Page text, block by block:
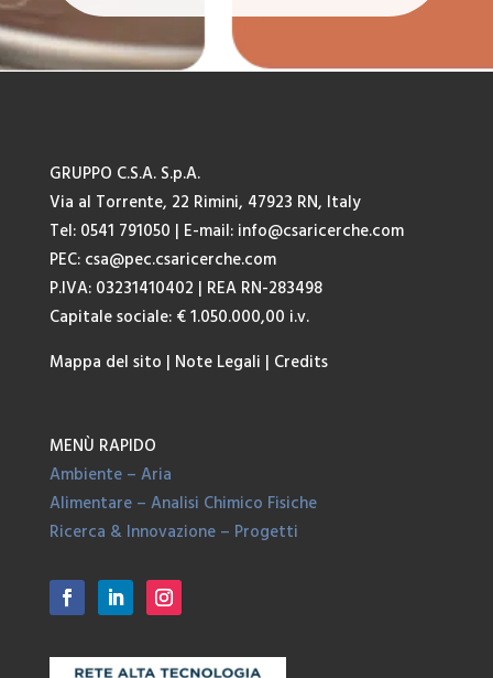
GRUPPO C.S.A. S.p.A.
Via al Torrente, 22 Rimini, 47923 RN, Italy
Tel: 0541 791050 | E-mail: info@csaricerche.com
PEC: csa@pec.csaricerche.com
P.IVA: 03231410402 | REA RN-283498
Capitale sociale: € 1.050.000,00 i.v.
Mappa del sito | Note Legali | Credits
MENÙ RAPIDO
Ambiente – Aria
Alimentare – Analisi Chimico Fisiche
Ricerca & Innovazione – Progetti